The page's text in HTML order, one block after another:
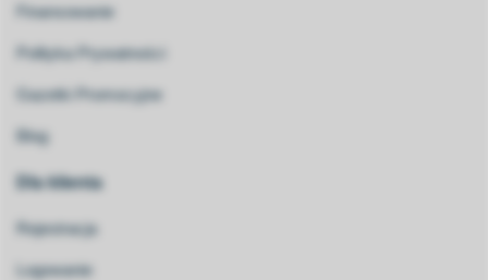
Finansowanie
Polityka Prywatności
Gazetki Promocyjne
Blog
Dla klienta
Rejestracja
Logowanie